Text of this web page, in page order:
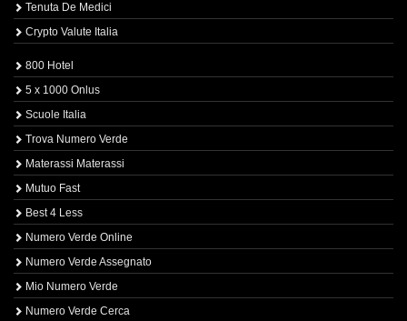
Tenuta De Medici
Crypto Valute Italia
800 Hotel
5 x 1000 Onlus
Scuole Italia
Trova Numero Verde
Materassi Materassi
Mutuo Fast
Best 4 Less
Numero Verde Online
Numero Verde Assegnato
Mio Numero Verde
Numero Verde Cerca